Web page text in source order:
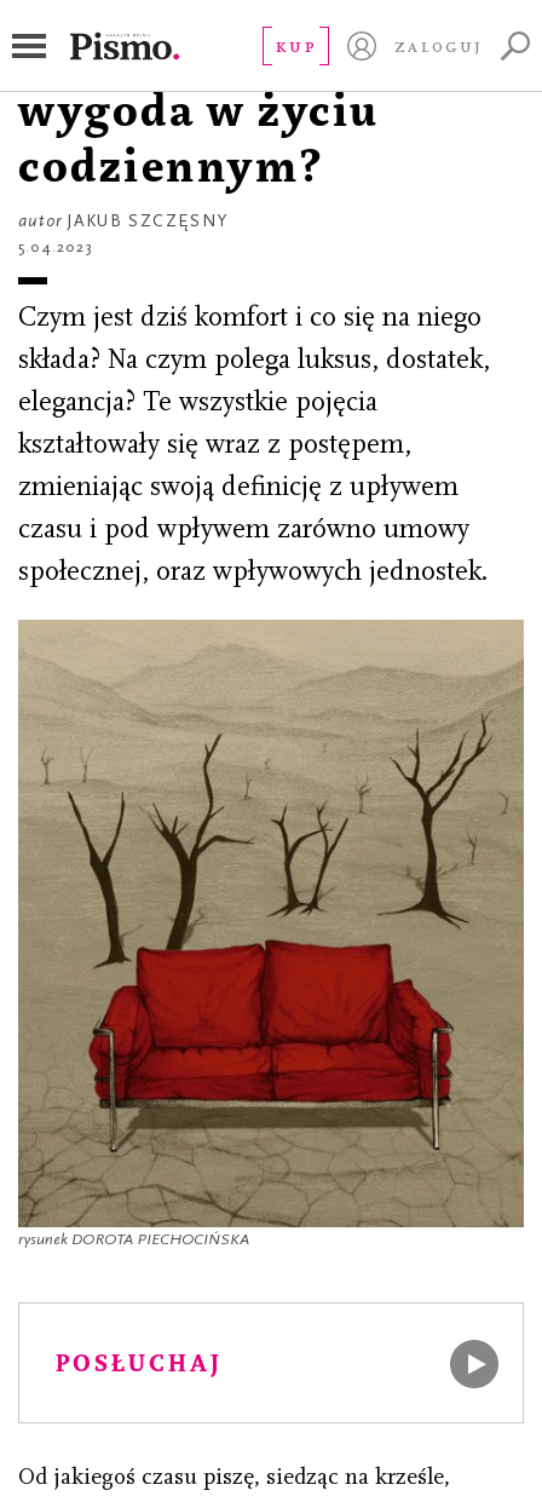
KUP ZALOGUJ
Od czego zależy
wygoda w życiu
codziennym?
autor JAKUB SZCZĘSNY
5.04.2023
Czym jest dziś komfort i co się na niego
składa? Na czym polega luksus, dostatek,
elegancja? Te wszystkie pojęcia
kształtowały się wraz z postępem,
zmieniając swoją definicję z upływem
czasu i pod wpływem zarówno umowy
społecznej, oraz wpływowych jednostek.
rysunek DOROTA PIECHOCIŃSKA
POSŁUCHAJ
Od jakiegoś czasu piszę, siedząc na krześle,